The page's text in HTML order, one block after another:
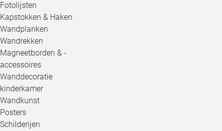
Fotolijsten
Kapstokken & Haken
Wandplanken
Wandrekken
Magneetborden & -
accessoires
Wanddecoratie
kinderkamer
Wandkunst
Posters
Schilderijen